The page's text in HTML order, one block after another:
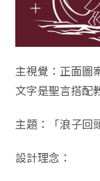
主視覺：正面圖
文字是聖言搭配
主題：「浪子回
設計理念：